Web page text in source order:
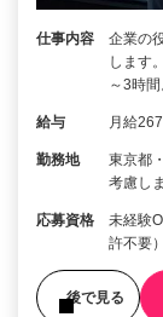
仕事内容
企業の
します
～3時
給与 月給
勤務地
東京都
考慮し
応募資格
未経験
許不要
後で見る